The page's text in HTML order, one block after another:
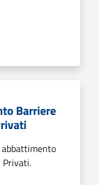
Barriere